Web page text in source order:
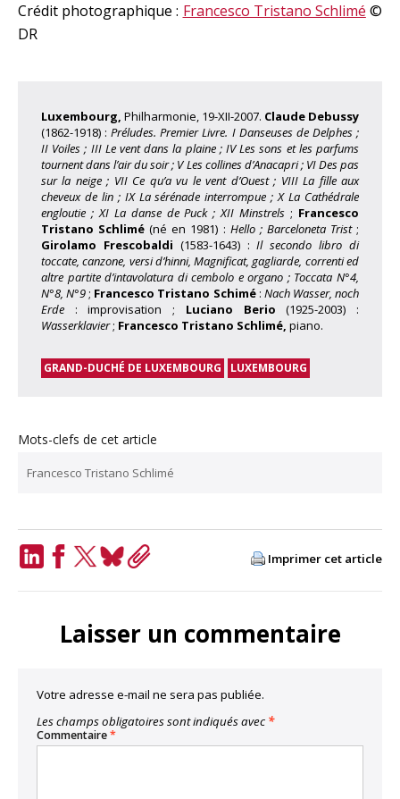
Crédit photographique : Francesco Tristano Schlimé ©
DR
Luxembourg, Philharmonie, 19-XII-2007. Claude Debussy
(1862-1918) :Préludes. Premier Livre. I Danseuses de Delphes ;
II Voiles ; III Le vent dans la plaine ; IV Les sons et les parfums
tournent dans l’air du soir ; V Les collines d’Anacapri ; VI Des pas
sur la neige ; VII Ce qu’a vu le vent d’Ouest ; VIII La fille aux
cheveux de lin ; IX La sérénade interrompue ; X La Cathédrale
engloutie ; XI La danse de Puck ; XII Minstrels ; Francesco
Tristano Schlimé (né en 1981) : Hello ; Barceloneta Trist;
Girolamo Frescobaldi (1583-1643) :Il secondo libro di
toccate, canzone, versi d’hinni, Magnificat, gagliarde, correnti ed
altre partite d’intavolatura di cembolo e organo ; Toccata N°4,
N°8, N°9; Francesco Tristano Schimé: Nach Wasser, noch
Erde : improvisation ; Luciano Berio (1925-2003) :
Wasserklavier; Francesco Tristano Schlimé, piano.
GRAND-DUCHÉ DE LUXEMBOURG LUXEMBOURG
Mots-clefs de cet article
Francesco Tristano Schlimé
Imprimer cet article
Laisser un commentaire
Votre adresse e-mail ne sera pas publiée.
Les champs obligatoires sont indiqués avec *
Commentaire*